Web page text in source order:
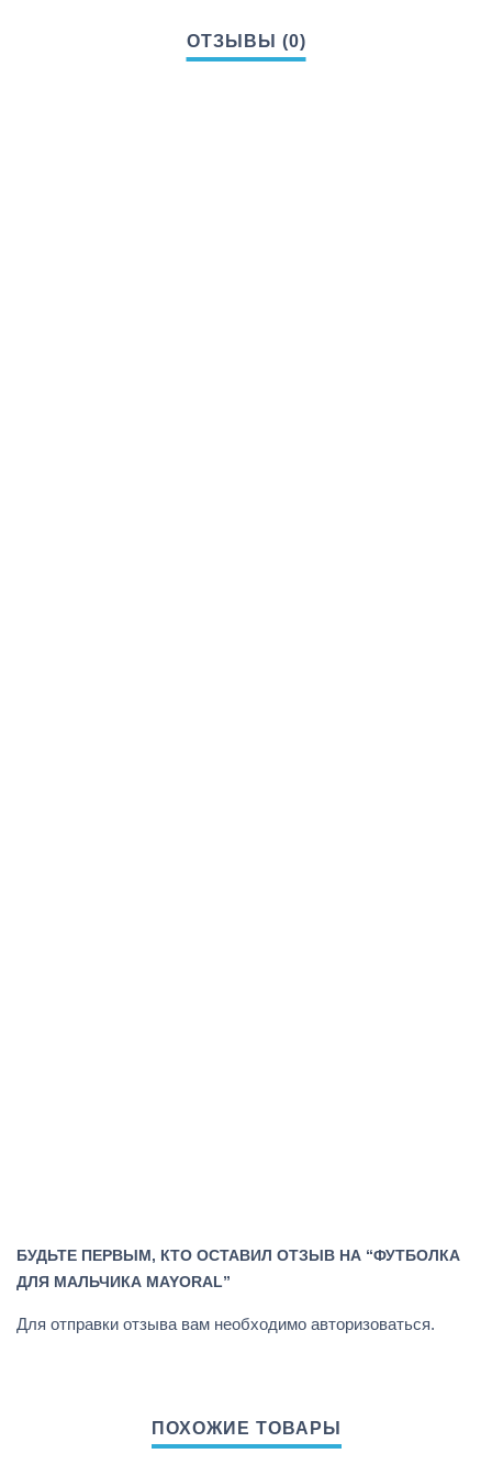
БУДЬТЕ ПЕРВЫМ, КТО ОСТАВИЛ ОТЗЫВ НА “ФУТБОЛКА
ДЛЯ МАЛЬЧИКА MAYORAL”
Для отправки отзыва вам необходимо авторизоваться.
ПОХОЖИЕ ТОВАРЫ